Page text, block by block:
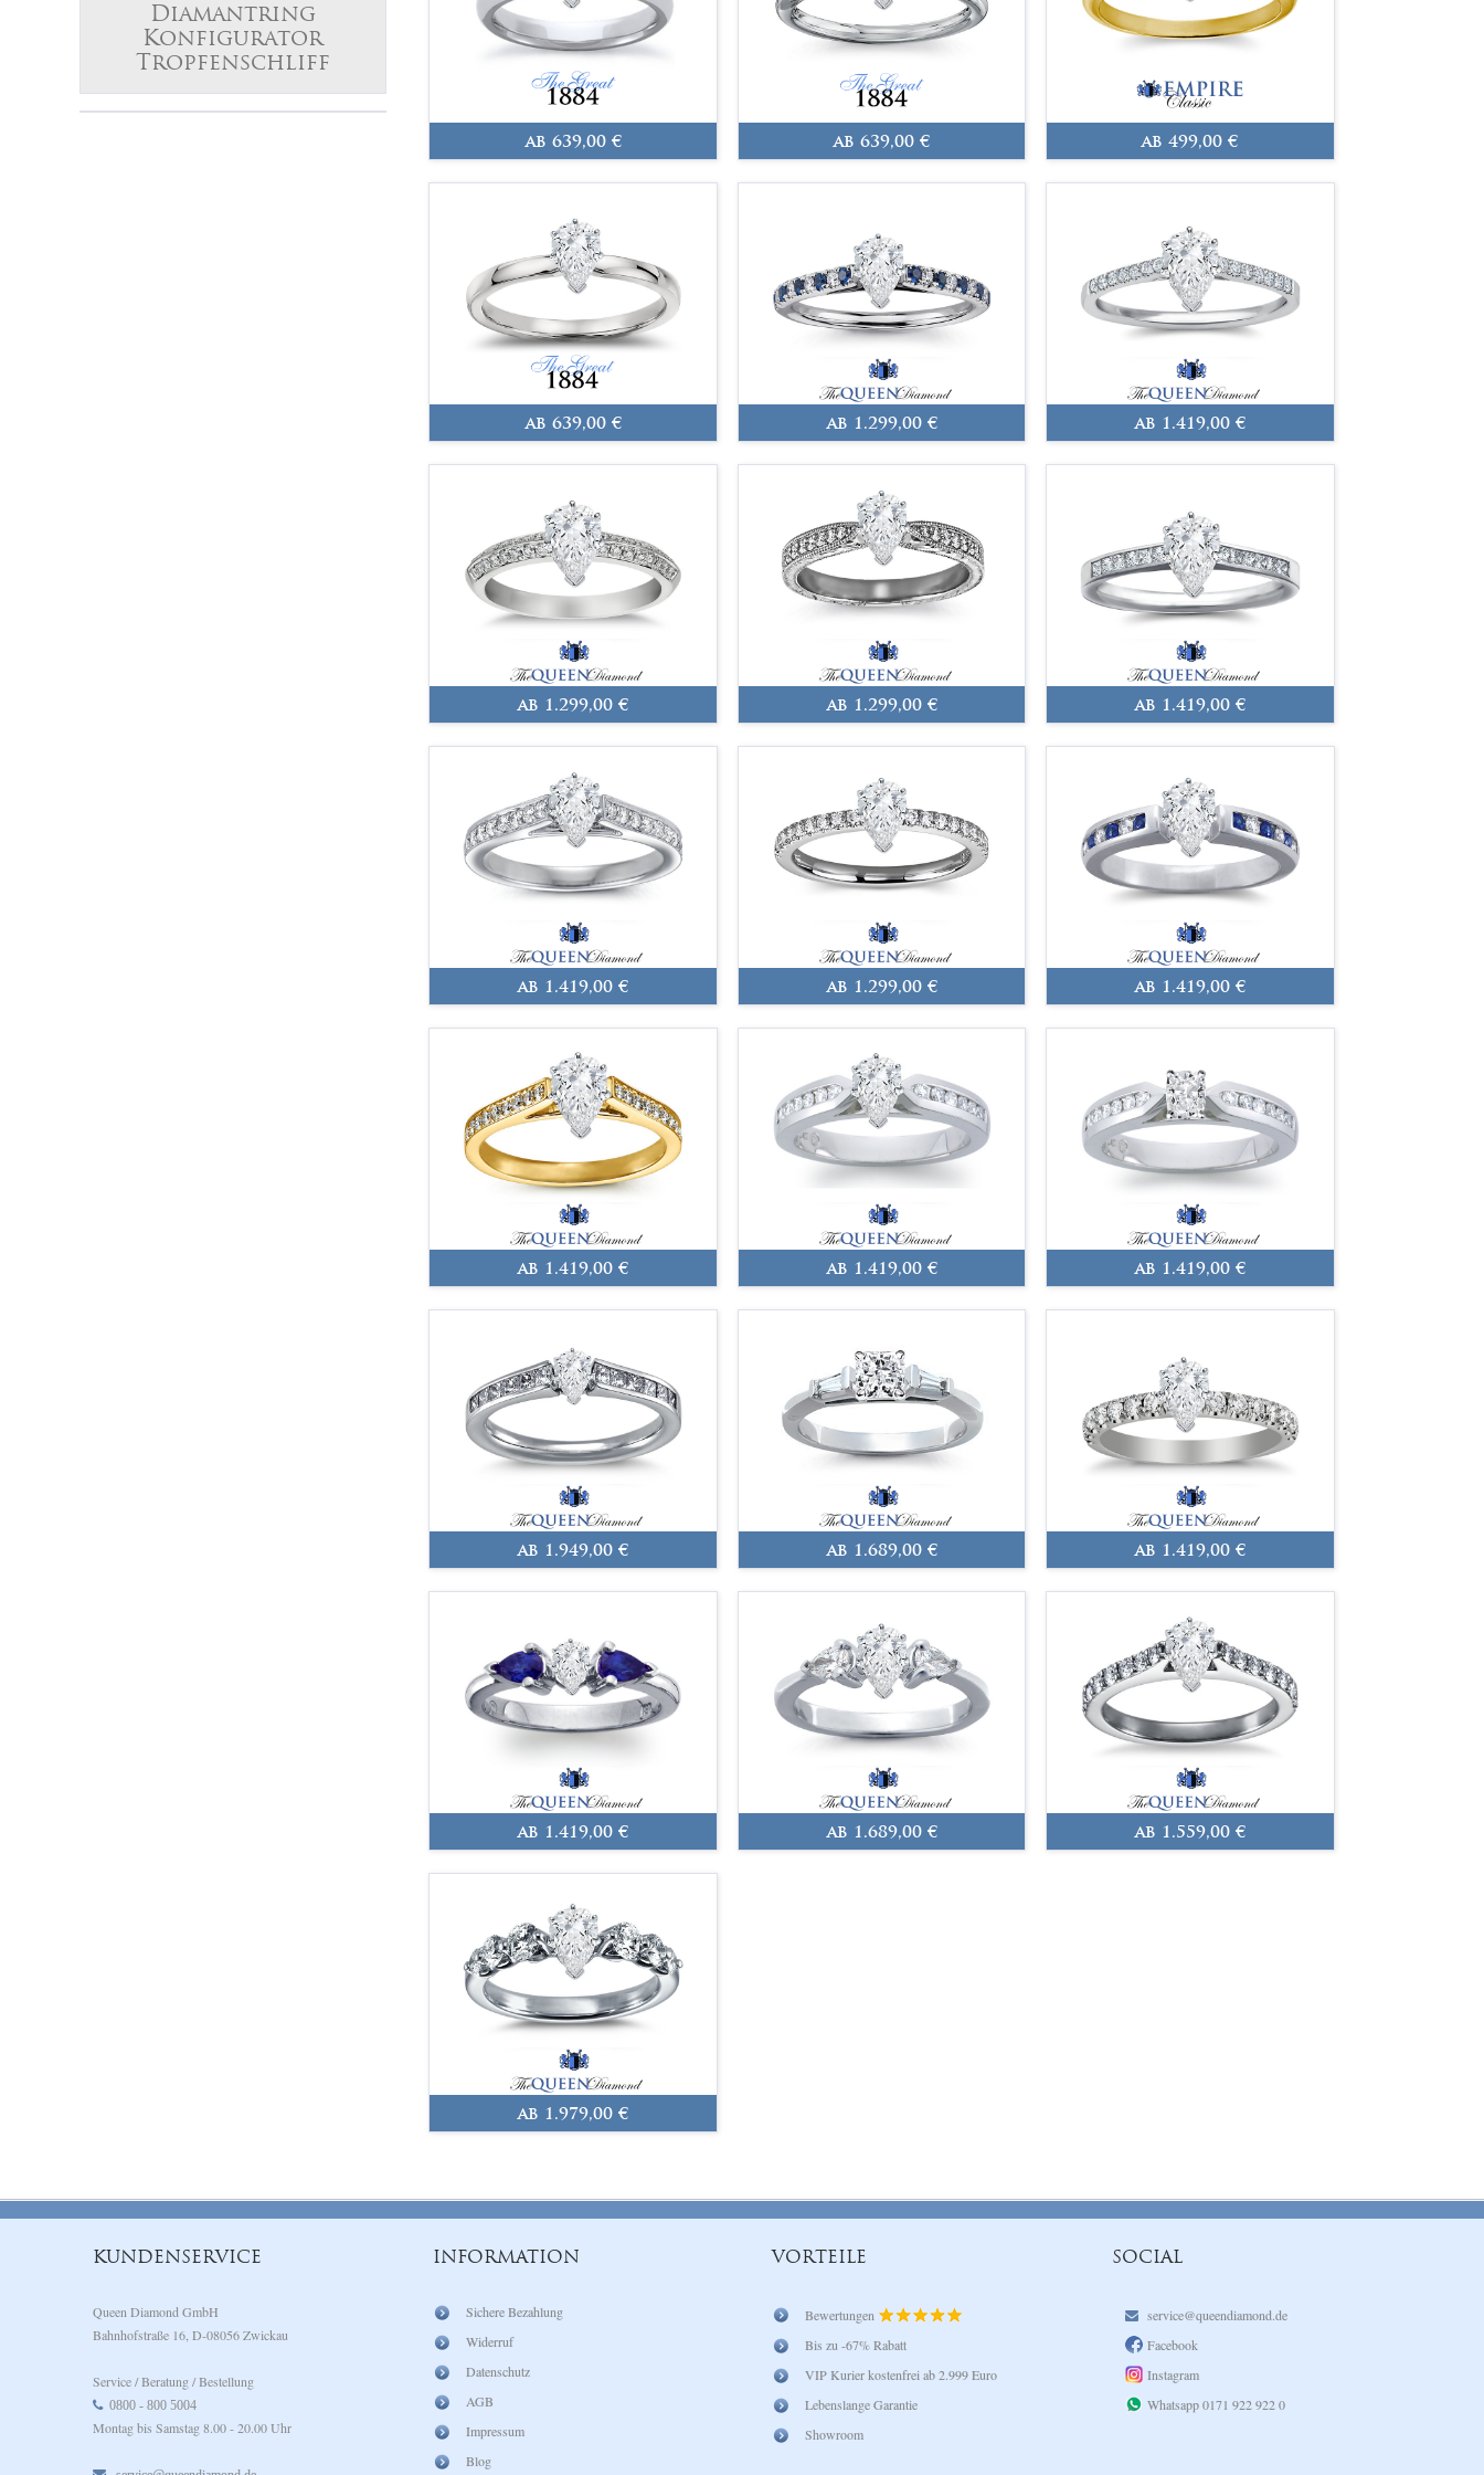
Diamantring
Konfigurator
Tropfenschliff
ab 639,00 € ab 639,00 € ab 499,00 €
ab 639,00 € ab 1.299,00 € ab 1.419,00 €
ab 1.299,00 € ab 1.299,00 € ab 1.419,00 €
ab 1.419,00 € ab 1.299,00 € ab 1.419,00 €
ab 1.419,00 € ab 1.419,00 € ab 1.419,00 €
ab 1.949,00 € ab 1.689,00 € ab 1.419,00 €
ab 1.419,00 € ab 1.689,00 € ab 1.559,00 €
ab 1.979,00 €
KUNDENSERVICE
Queen Diamond GmbH
Bahnhofstraße 16, D-08056 Zwickau
Service / Beratung / Bestellung
0800 - 800 5004
Montag bis Samstag 8.00 - 20.00 Uhr
INFORMATION
Sichere Bezahlung
Widerruf
Datenschutz
AGB
Impressum
Blog
VORTEILE
Bewertungen
Bis zu -67% Rabatt
VIP Kurier kostenfrei ab 2.999 Euro
Lebenslange Garantie
Showroom
SOCIAL
service@queendiamond.de
Facebook
Instagram
Whatsapp 0171 922 922 0